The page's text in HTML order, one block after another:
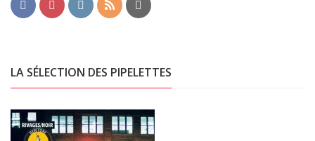
LA SÉLECTION DES PIPELETTES